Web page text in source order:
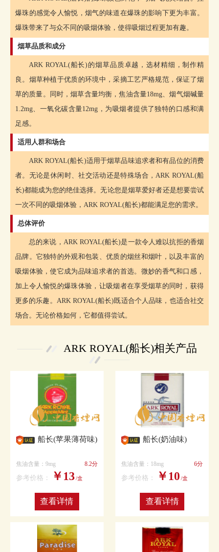
爆珠的感觉令人愉悦，烟气的味道在爆珠的影响下更为丰富。
爆珠带来了与众不同的吸烟体验，使得吸烟过程更加有趣。
烟草品质和成分
ARK ROYAL(船长)的烟草品质卓越，选材精细，制作精
良。烟草种植于优质的环境中，采摘工艺严格规范，保证了烟
草的质量。同时，烟草含量均衡，焦油含量18mg、烟气烟碱量
1.2mg、一氧化碳含量12mg，为吸烟者提供了独特的口感和满
足感。
适用人群和场合
ARK ROYAL(船长)适用于烟草品味追求者和有品位的消费
者。无论是休闲时、社交活动还是特殊场合，ARK ROYAL(船
长)都能成为您的绝佳选择。无论您是烟草爱好者还是想要尝试
一次不同的吸烟体验，ARK ROYAL(船长)都能满足您的需求。
总体评价
总的来说，ARK ROYAL(船长)是一款令人难以抗拒的香烟
品牌。它独特的外观和包装、优质的烟丝和烟叶，以及丰富的
吸烟体验，使它成为品味追求者的首选。微妙的香气和口感，
加上令人愉悦的爆珠体验，让吸烟者在享受烟草的同时，获得
更多的乐趣。ARK ROYAL(船长)既适合个人品味，也适合社交
场合。无论价格如何，它都值得尝试。
ARK ROYAL(船长)相关产品
船长(苹果薄荷味)
焦油含量：9mg 8.2分
参考价格： ￥13/盒
查看详情
船长(奶油味)
焦油含量：18mg 6分
参考价格： ￥10 /盒
查看详情